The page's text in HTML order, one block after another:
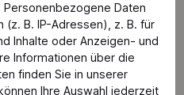
Daten
B. IP-Adressen), z. B. für
Inhalte oder Anzeigen- und
Informationen über die
finden Sie in unserer
Ihre Auswahl jederzeit